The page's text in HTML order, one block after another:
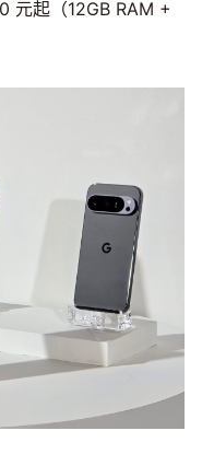
元起（12GB RAM +